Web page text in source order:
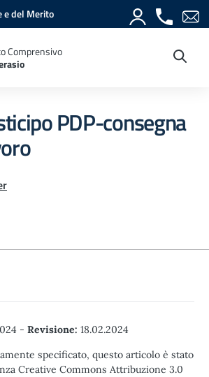
e del Merito
Comprensivo
PDP-consegna
- Revisione: 18.02.2024
specificato, questo articolo è stato
Creative Commons Attribuzione 3.0